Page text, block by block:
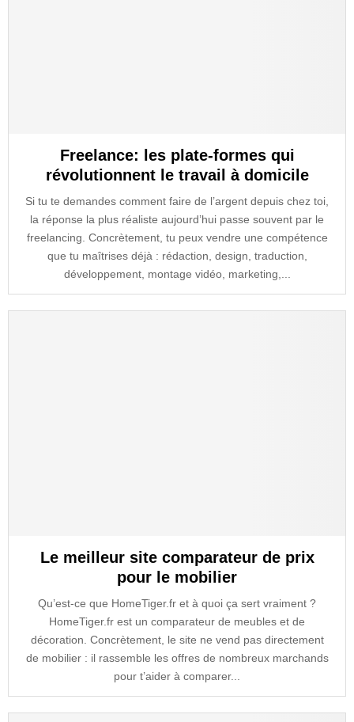
Freelance: les plate-formes qui
révolutionnent le travail à domicile
Si tu te demandes comment faire de l’argent depuis chez toi,
la réponse la plus réaliste aujourd’hui passe souvent par le
freelancing. Concrètement, tu peux vendre une compétence
que tu maîtrises déjà : rédaction, design, traduction,
développement, montage vidéo, marketing,...
Le meilleur site comparateur de prix
pour le mobilier
Qu’est-ce que HomeTiger.fr et à quoi ça sert vraiment ?
HomeTiger.fr est un comparateur de meubles et de
décoration. Concrètement, le site ne vend pas directement
de mobilier : il rassemble les offres de nombreux marchands
pour t’aider à comparer...